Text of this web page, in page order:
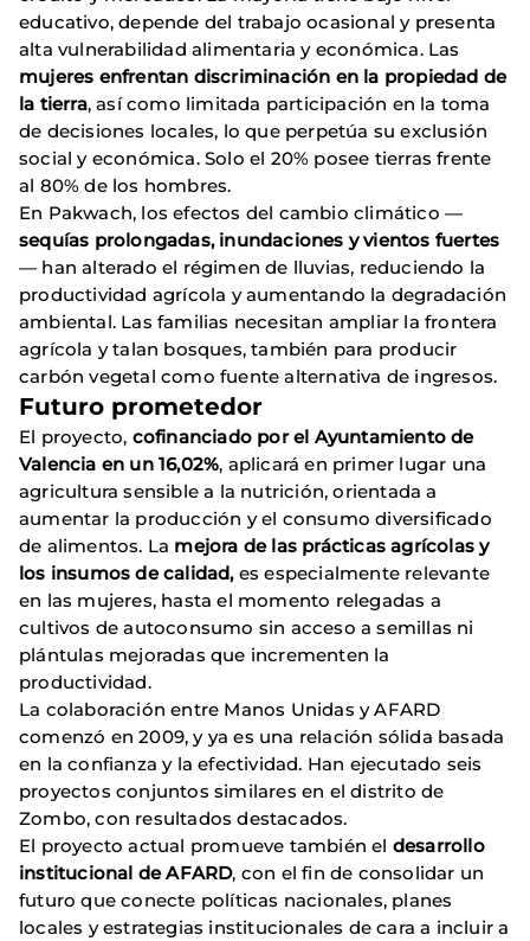
educativo, depende del trabajo ocasional y presenta
alta vulnerabilidad alimentaria y económica. Las
mujeres enfrentan discriminación en la propiedad de
la tierra, así como limitada participación en la toma
de decisiones locales, lo que perpetúa su exclusión
social y económica. Solo el 20% posee tierras frente
al 80% de los hombres.
En Pakwach, los efectos del cambio climático —
sequías prolongadas, inundaciones y vientos fuertes
— han alterado el régimen de lluvias, reduciendo la
productividad agrícola y aumentando la degradación
ambiental. Las familias necesitan ampliar la frontera
agrícola y talan bosques, también para producir
carbón vegetal como fuente alternativa de ingresos.
Futuro prometedor
El proyecto, cofinanciado por el Ayuntamiento de
Valencia en un 16,02%, aplicará en primer lugar una
agricultura sensible a la nutrición, orientada a
aumentar la producción y el consumo diversificado
de alimentos. La mejora de las prácticas agrícolas y
los insumos de calidad,es especialmente relevante
en las mujeres, hasta el momento relegadas a
cultivos de autoconsumo sin acceso a semillas ni
plántulas mejoradas que incrementen la
productividad.
La colaboración entre Manos Unidas y AFARD
comenzó en 2009, y ya es una relación sólida basada
en la confianza y la efectividad. Han ejecutado seis
proyectos conjuntos similares en el distrito de
Zombo, con resultados destacados.
El proyecto actual promueve también el desarrollo
institucional de AFARD, con el fin de consolidar un
futuro que conecte políticas nacionales, planes
locales y estrategias institucionales de cara a incluir a